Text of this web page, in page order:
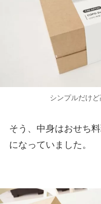
シンプルだけ
そう、中身はおせち
になっていました。